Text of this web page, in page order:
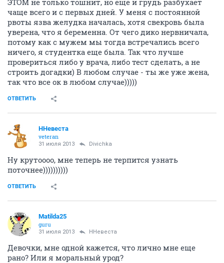
чаще всего и с первых дней. У меня с постоянной
рвоты язва желудка началась, хотя свекровь была
уверена, что я беременна. От чего дико нервничала,
потому как с мужем мы тогда встречались всего
ничего, я студентка еще была. Так что лучше
провериться либо у врача, либо тест сделать, а не
строить догадки) В любом случае - ты же уже жена,
так что все ок в любом случае)))))
ОТВЕТИТЬ
ННевеста
veteran
31 июля 2013 Divichka
Ну крутоооо, мне теперь не терпится узнать
поточнее))))))))))
ОТВЕТИТЬ
Matilda25
guru
31 июля 2013 ННевеста
Девочки, мне одной кажется, что лично мне еще
рано? Или я моральный урод?